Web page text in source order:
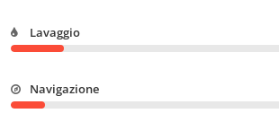
Lavaggio
Navigazione